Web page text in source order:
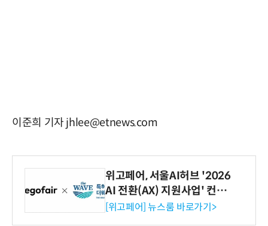
이준희 기자 jhlee@etnews.com
위고페어, 서울AI허브 '2026
AI 전환(AX) 지원사업' 컨소
시엄 선정
[위고페어] 뉴스룸 바로가기>